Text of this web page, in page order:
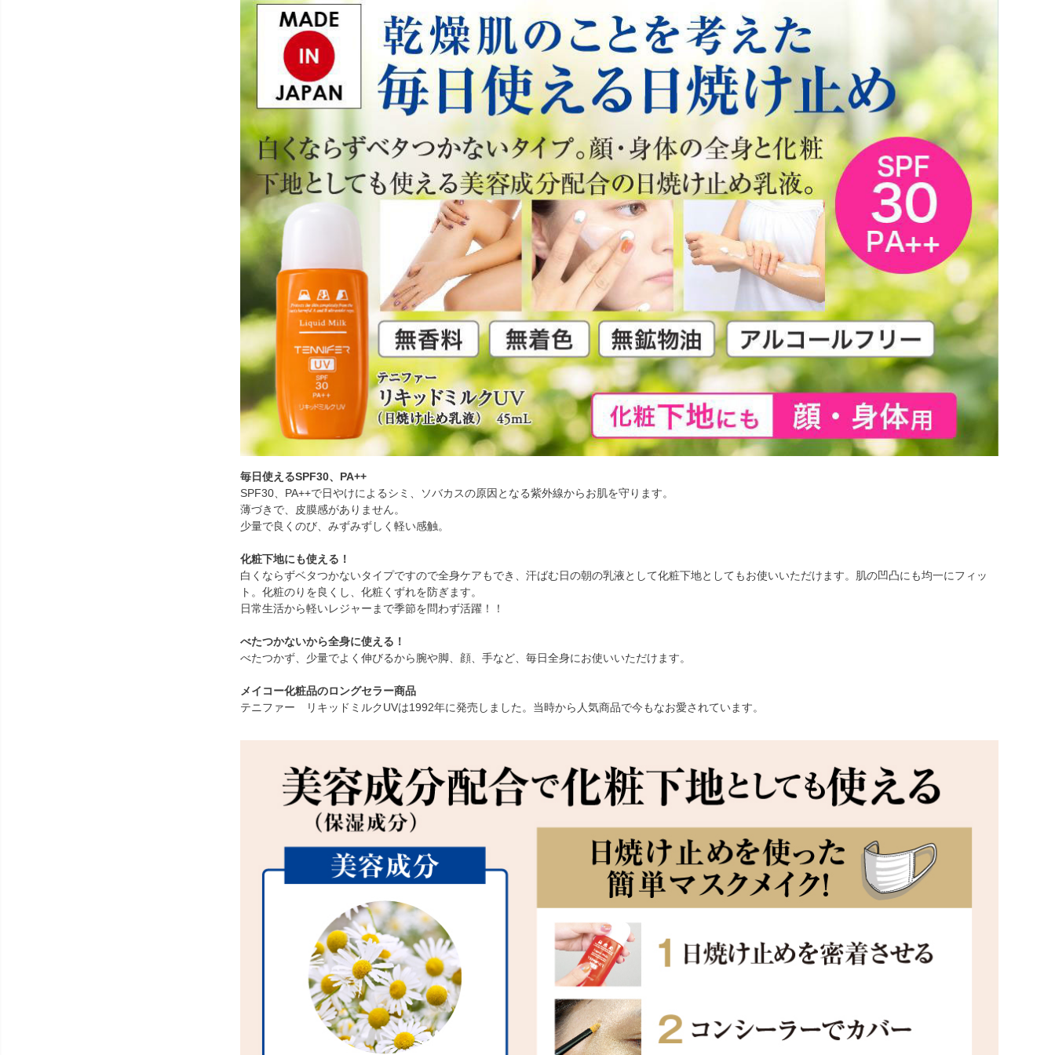
毎日使えるSPF30、PA++
SPF30、PA++で日やけによるシミ、ソバカスの原因となる紫外線からお肌を守ります。
薄づきで、皮膜感がありません。
少量で良くのび、みずみずしく軽い感触。
化粧下地にも使える！
白くならずベタつかないタイプですので全身ケアもでき、汗ばむ日の朝の乳液として化粧下地としてもお使いいただけます。肌の凹凸にも均一にフィッ
ト。化粧のりを良くし、化粧くずれを防ぎます。
日常生活から軽いレジャーまで季節を問わず活躍！！
べたつかないから全身に使える！
べたつかず、少量でよく伸びるから腕や脚、顔、手など、毎日全身にお使いいただけます。
メイコー化粧品のロングセラー商品
テニファー リキッドミルクUVは1992年に発売しました。当時から人気商品で今もなお愛されています。